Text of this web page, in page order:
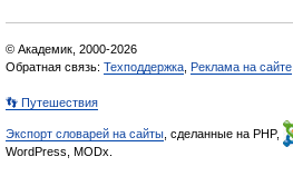
© Академик, 2000-2026
Обратная связь: Техподдержка Реклама на сайте
👣 Путешествия
Экспорт словарей на сайты , сделанные на PHP,
WordPress, MODx.